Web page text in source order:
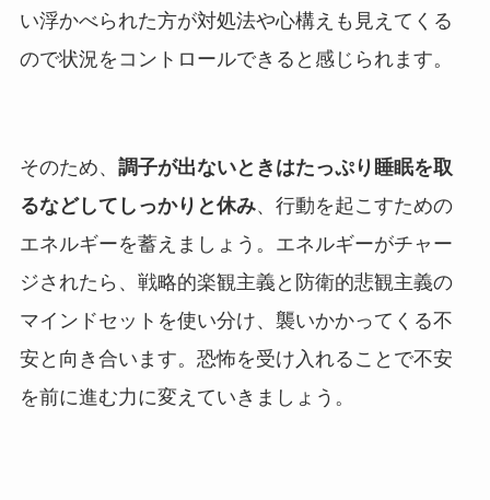
い浮かべられた方が対処法や心構えも見えてくる
ので状況をコントロールできると感じられます。
そのため、 調子が出ないときはたっぷり睡眠を取
るなどしてしっかりと休み、行動を起こすための
エネルギーを蓄えましょう。エネルギーがチャー
ジされたら、戦略的楽観主義と防衛的悲観主義の
マインドセットを使い分け、襲いかかってくる不
安と向き合います。恐怖を受け入れることで不安
を前に進む力に変えていきましょう。